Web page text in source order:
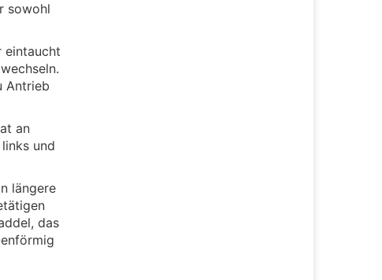
sowohl
eintaucht
Antrieb
an
und
längere
das